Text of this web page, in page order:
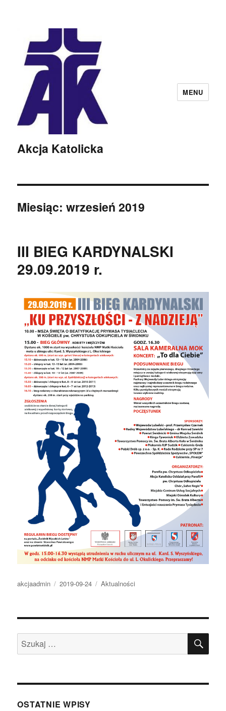
Akcja Katolicka
MENU
Miesiąc:wrzesień 2019
III BIEG KARDYNALSKI
29.09.2019 r.
Autor
akcjaadmin Opublikowano
2019-09-24 Kategorie
Aktualności
Szukaj:
OSTATNIE WPISY